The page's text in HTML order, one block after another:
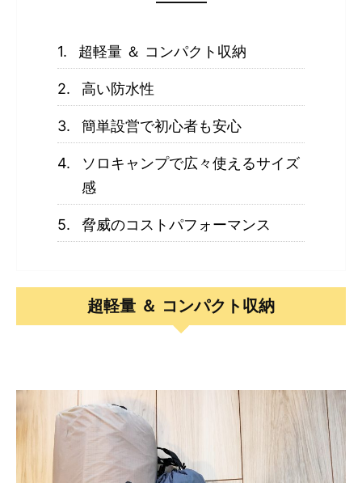
超軽量 ＆ コンパクト収納
高い防水性
簡単設営で初心者も安心
ソロキャンプで広々使えるサイズ
感
脅威のコストパフォーマンス
超軽量 ＆ コンパクト収納